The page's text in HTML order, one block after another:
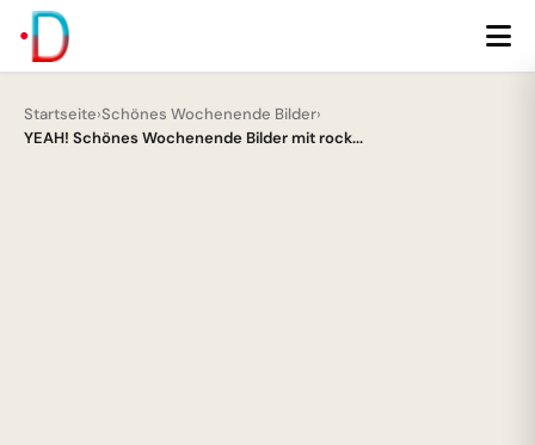
Startseite›Schönes Wochenende Bilder›
YEAH! Schönes Wochenende Bilder mit rock...